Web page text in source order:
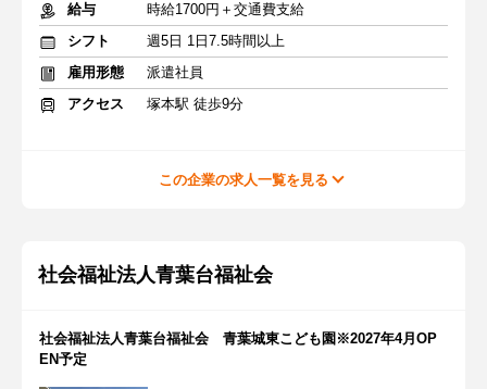
給与
時給1700円＋交通費支給
シフト
週5日 1日7.5時間以上
雇用形態
派遣社員
アクセス
塚本駅 徒歩9分
この企業の求人一覧を見る
社会福祉法人青葉台福祉会
社会福祉法人青葉台福祉会 青葉城東こども園※2027年4月OP
EN予定